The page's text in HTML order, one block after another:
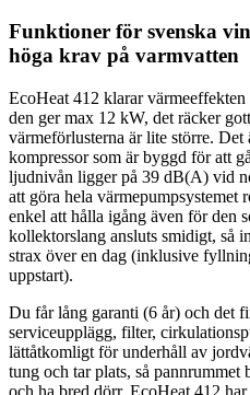
Funktioner för svenska
höga krav på varmvatten
EcoHeat 412 klarar
den ger max 12 kW, det räcker
värmeförlusterna är lite större. Det
kompressor som är byggd för att
ljudnivån ligger på 39 dB(A) vid
att göra hela värmepumpsystemet
enkel att hålla igång även för den
kollektorslang ansluts smidigt, så
strax över en dag (inklusive
uppstart).
Du får lång garanti (6 år) och det
serviceupplägg, filter,
lättåtkomligt för underhåll av
tung och tar plats, så
och ha bred dörr. EcoHeat 412